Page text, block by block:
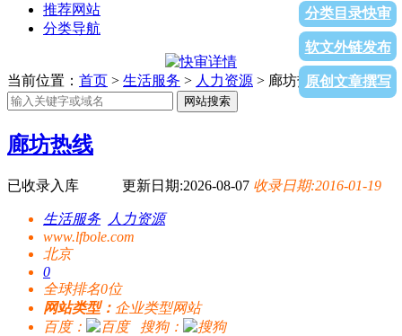
推荐网站
分类导航
分类目录快审
软文外链发布
原创文章撰写
当前位置： 首页 > 生活服务 > 人力资源 > 廊坊热线
网站搜索
廊坊热线
已收录入库 更新日期:2026-08-07 收录日期:2016-01-19
生活服务
人力资源
www.lfbole.com
北京
0
全球排名0位
网站类型： 企业类型网站
百度：
搜狗：